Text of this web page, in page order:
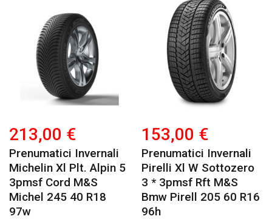
213,00 €
Prenumatici Invernali
Michelin Xl Plt. Alpin 5
3pmsf Cord M&s
Michel 245 40 R18
97w
153,00 €
Prenumatici Invernali
Pirelli Xl W Sottozero
3 * 3pmsf Rft M&s
Bmw Pirell 205 60 R16
96h